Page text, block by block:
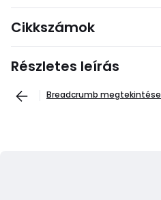
Cikkszámok
Részletes leírás
Breadcrumb megtekintése